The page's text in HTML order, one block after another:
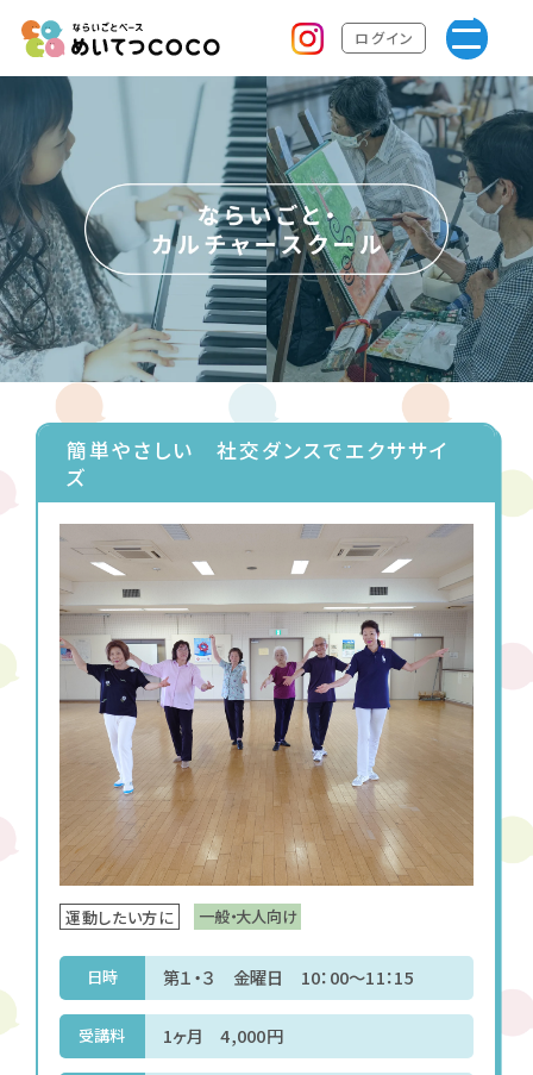
ログイン
簡単やさしい 社交ダンスでエクササイ
ズ
運動したい方に 一般・大人向け
日時 第１・３ 金曜日 10：00～11：15
受講料 1ヶ月 4,000円